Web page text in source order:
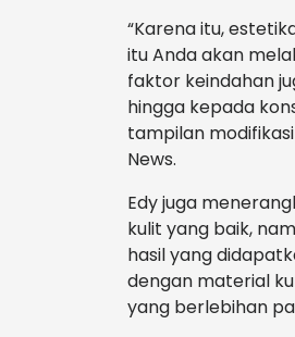
“Karena itu,
itu Anda akan
faktor keindahan
hingga kepada
tampilan
News.
Edy juga
kulit yang baik,
hasil yang
dengan material
yang berlebihan